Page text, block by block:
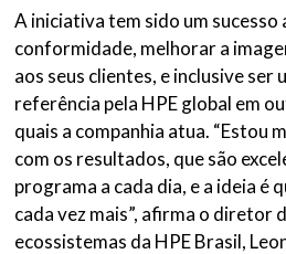
A iniciativa tem sido um
conformidade, melhorar a
aos seus clientes, e inclusive ser
referência pela HPE global em
quais a companhia atua. “Estou
com os resultados, que são
programa a cada dia, e a ideia é
cada vez mais”, afirma o diretor
ecossistemas da HPE Brasil,